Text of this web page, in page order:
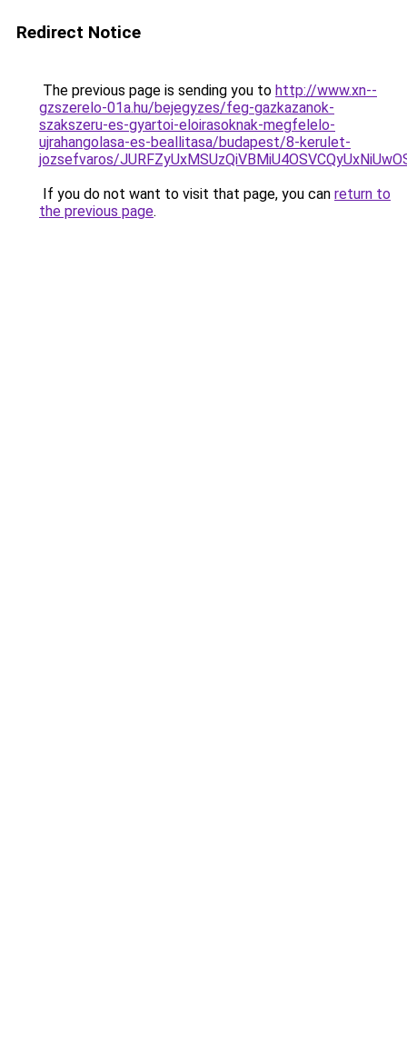
Redirect Notice
The previous page is sending you to http://www.xn--
gzszerelo-01a.hu/bejegyzes/feg-gazkazanok-
szakszeru-es-gyartoi-eloirasoknak-megfelelo-
ujrahangolasa-es-beallitasa/budapest/8-kerulet-
jozsefvaros/
If you do not want to visit that page, you can return to
the previous page.